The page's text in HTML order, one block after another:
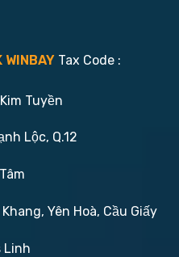
WINBAY Tax Code :
Tuyền
Lộc, Q.12
Yên Hoà, Cầu Giấy
Linh